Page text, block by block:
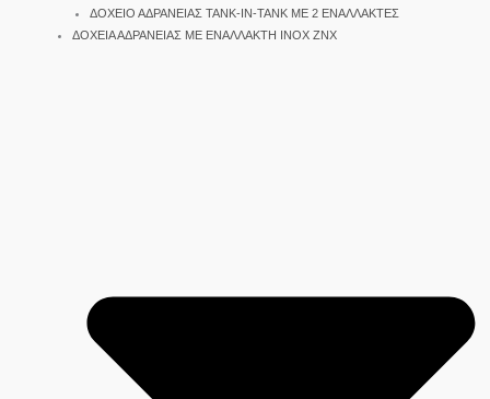
ΔΟΧΕΙΟ ΑΔΡΑΝΕΙΑΣ TANK-IN-TANK ΜΕ 2 ΕΝΑΛΛΑΚΤΕΣ
ΔΟΧΕΙΑ ΑΔΡΑΝΕΙΑΣ ΜΕ ΕΝΑΛΛΑΚΤΗ INOX ΖΝΧ